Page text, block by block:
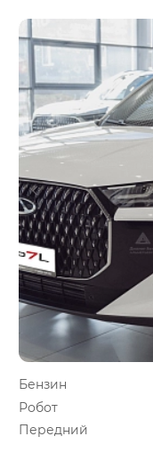
Бензин
Робот
Передний